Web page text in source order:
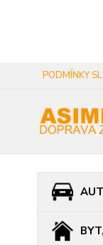
PODMÍNKY